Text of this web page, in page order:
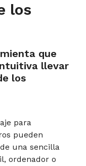
los
que
llevar
los
para
pueden
una sencilla
ordenador o